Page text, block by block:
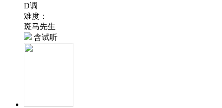
D调
难度：
斑马先生
含试听